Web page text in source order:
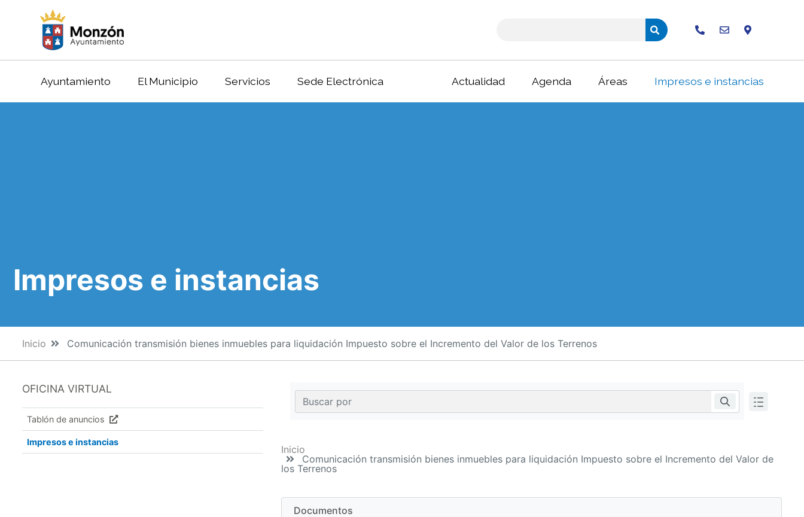
Ayuntamiento El Municipio Servicios Sede Electrónica Actualidad Agenda Áreas Impresos e instancias
Impresos e instancias
Inicio Comunicación transmisión bienes inmuebles para liquidación Impuesto sobre el Incremento del Valor de los Terrenos
OFICINA VIRTUAL
Tablón de anuncios
Impresos e instancias
Inicio
Comunicación transmisión bienes inmuebles para liquidación Impuesto sobre el Incremento del Valor de
los Terrenos
Documentos